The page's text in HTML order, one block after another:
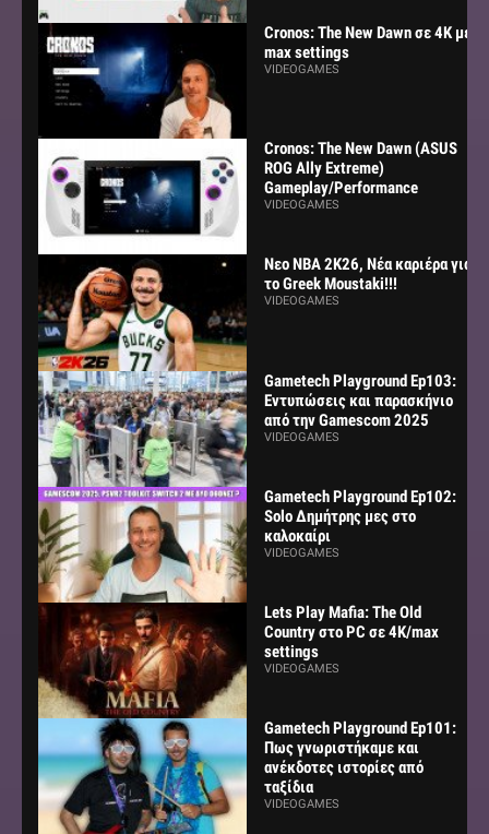
Cronos: The New Dawn σε 4K με
max settings
VIDEOGAMES
Cronos: The New Dawn (ASUS
ROG Ally Extreme)
Gameplay/Performance
VIDEOGAMES
Νεο NBA 2K26, Νέα καριέρα για
το Greek Moustaki!!!
VIDEOGAMES
Gametech Playground Ep103:
Εντυπώσεις και παρασκήνιο
από την Gamescom 2025
VIDEOGAMES
Gametech Playground Ep102:
Solo Δημήτρης μες στο
καλοκαίρι
VIDEOGAMES
Lets Play Mafia: The Old
Country στο PC σε 4K/max
settings
VIDEOGAMES
Gametech Playground Ep101:
Πως γνωριστήκαμε και
ανέκδοτες ιστορίες από
ταξίδια
VIDEOGAMES